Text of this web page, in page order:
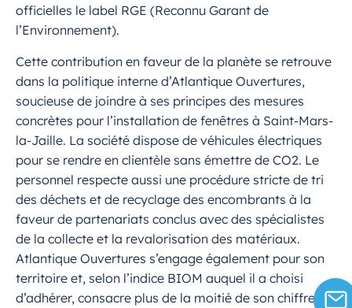
officielles le label RGE (Reconnu Garant de
l’Environnement).
Cette contribution en faveur de la planète se retrouve
dans la politique interne d’Atlantique Ouvertures,
soucieuse de joindre à ses principes des mesures
concrètes pour l’installation de fenêtres à Saint-Mars-
la-Jaille. La société dispose de véhicules électriques
pour se rendre en clientèle sans émettre de CO2. Le
personnel respecte aussi une procédure stricte de tri
des déchets et de recyclage des encombrants à la
faveur de partenariats conclus avec des spécialistes
de la collecte et la revalorisation des matériaux.
Atlantique Ouvertures s’engage également pour son
territoire et, selon l’indice BIOM auquel il a choisi
d’adhérer, consacre plus de la moitié de son chiffre